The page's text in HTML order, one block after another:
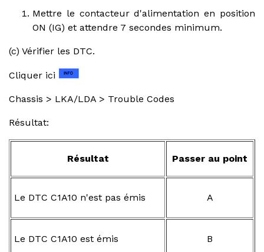
Mettre le contacteur d'alimentation en position
ON (IG) et attendre 7 secondes minimum.
(c) Vérifier les DTC.
Cliquer ici
Chassis > LKA/LDA > Trouble Codes
Résultat:
Résultat Passer au point
Le DTC C1A10 n'est pas émis A
Le DTC C1A10 est émis B